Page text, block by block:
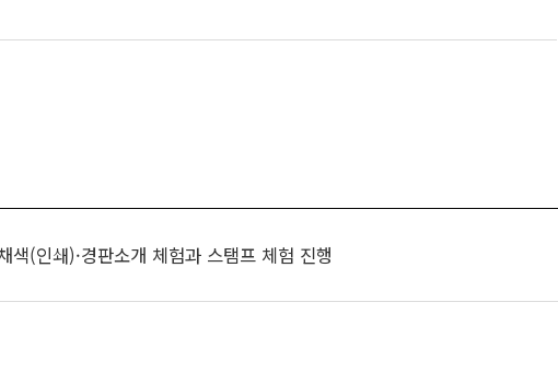
(인쇄)·경판소개 체험과 스탬프 체험 진행